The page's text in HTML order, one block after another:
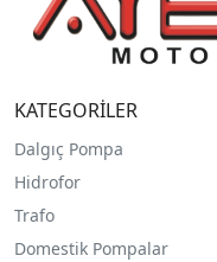
KATEGORİLER
Dalgıç Pompa
Hidrofor
Trafo
Domestik Pompalar